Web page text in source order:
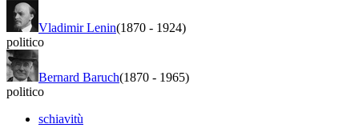
Vladimir Lenin(1870 - 1924)
politico
Bernard Baruch(1870 - 1965)
politico
schiavitù